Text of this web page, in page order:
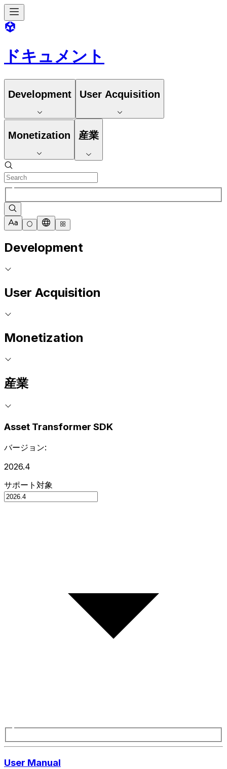
ドキュメント
Development User Acquisition
Monetization 産業
Development
User Acquisition
Monetization
産業
Asset Transformer SDK
バージョン:
2026.4
サポート対象
User Manual